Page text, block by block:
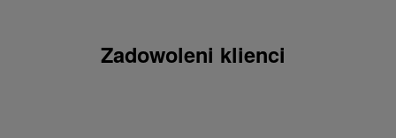
Zadowoleni klienci